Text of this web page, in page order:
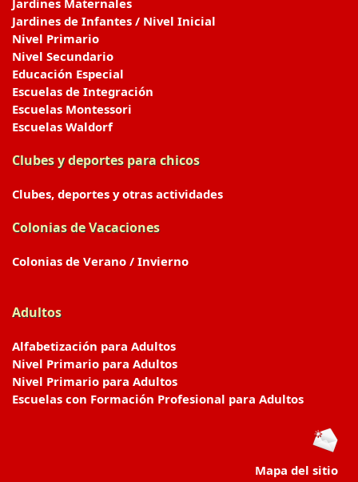
Jardines de Infantes / Nivel Inicial
Nivel Primario
Nivel Secundario
Educación Especial
Escuelas de Integración
Escuelas Montessori
Escuelas Waldorf
Clubes y deportes para chicos
Clubes, deportes y otras actividades
Colonias de Vacaciones
Colonias de Verano / Invierno
Adultos
Alfabetización para Adultos
Nivel Primario para Adultos
Nivel Primario para Adultos
Escuelas con Formación Profesional para Adultos
Mapa del sitio